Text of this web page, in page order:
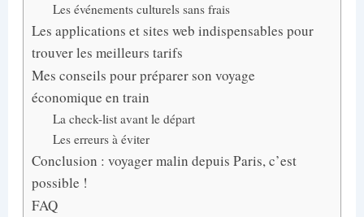
Les événements culturels sans frais
Les applications et sites web indispensables pour
trouver les meilleurs tarifs
Mes conseils pour préparer son voyage
économique en train
La check-list avant le départ
Les erreurs à éviter
Conclusion : voyager malin depuis Paris, c’est
possible !
FAQ